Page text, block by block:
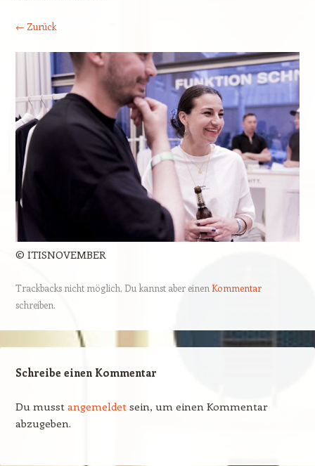
← Zurück
© ITISNOVEMBER
Trackbacks nicht möglich, Du kannst aber einen Kommentar
schreiben.
Schreibe einen Kommentar
Du musst angemeldetsein, um einen Kommentar
abzugeben.